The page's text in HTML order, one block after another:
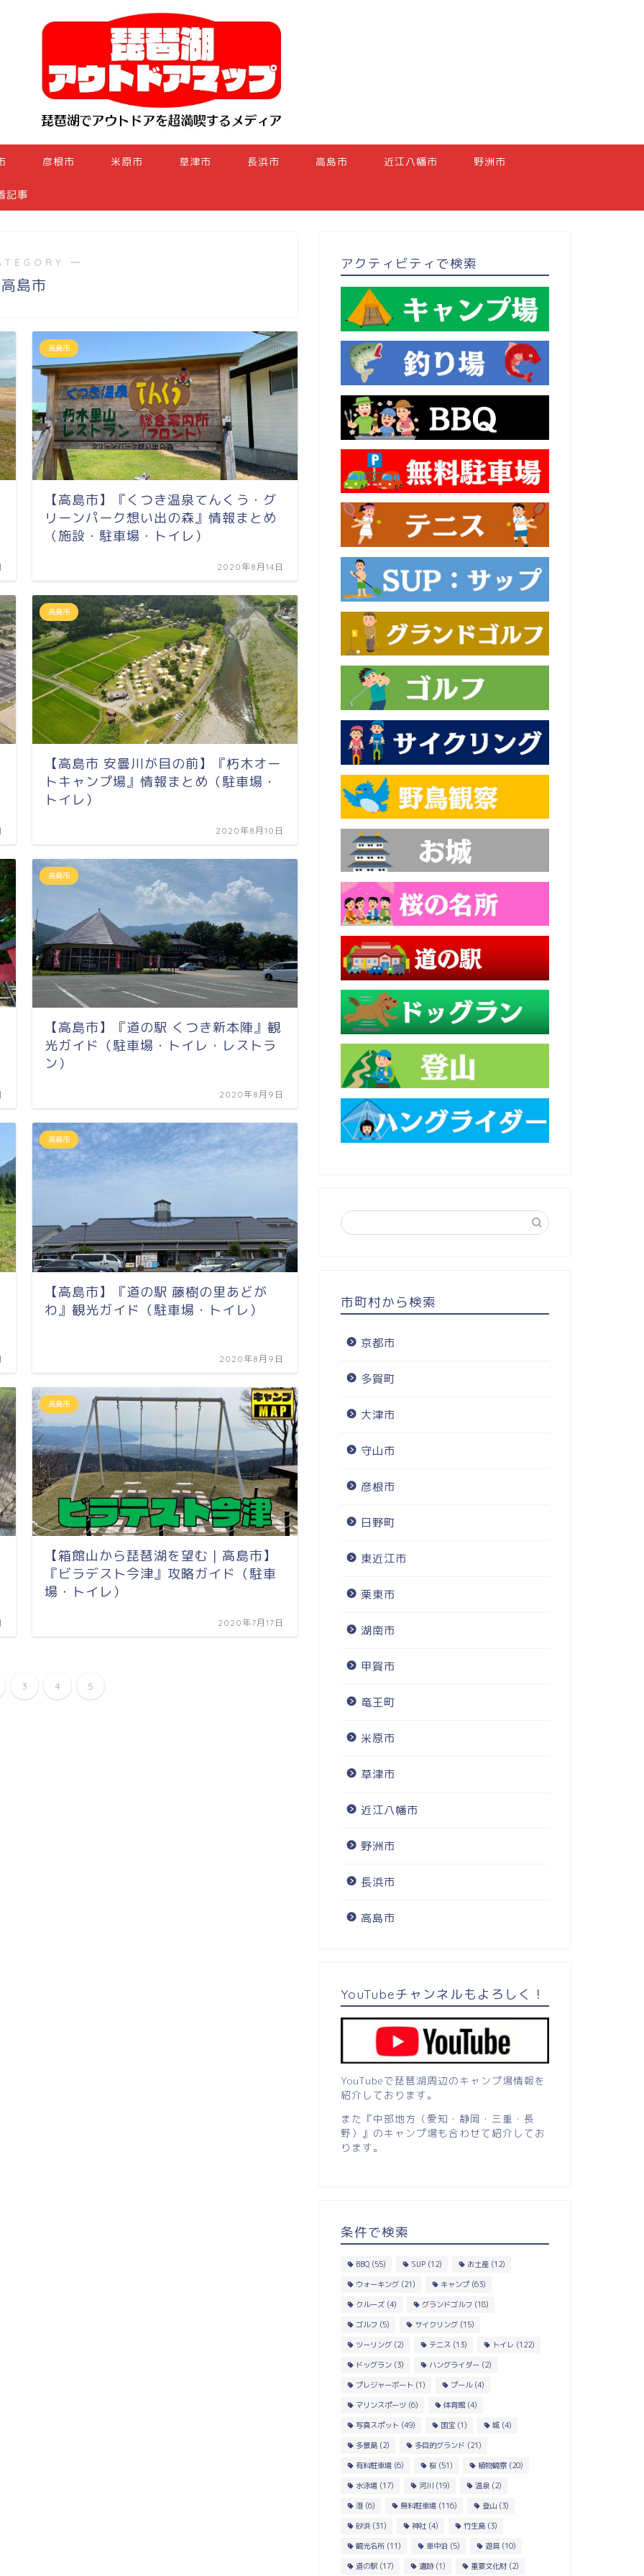
彦根市 米原市 草津市 長浜市 高島市 近江八幡市 野洲市
記事
―
高島市
高島市
【高島市】『くつき温泉てんくう・グ
リーンパーク想い出の森』情報まとめ
（施設・駐車場・トイレ）
2020年8月14日
高島市
【高島市 安曇川が目の前】『朽木オー
トキャンプ場』情報まとめ（駐車場・
トイレ）
2020年8月10日
高島市
【高島市】『道の駅 くつき新本陣』観
光ガイド（駐車場・トイレ・レストラ
ン）
2020年8月9日
高島市
【高島市】『道の駅 藤樹の里あどが
わ』観光ガイド（駐車場・トイレ）
2020年8月9日
高島市
【箱館山から琵琶湖を望む｜高島市】
『ビラデスト今津』攻略ガイド（駐車
場・トイレ）
2020年7月17日
3 4 5
アクティビティで検索
市町村から検索
京都市
多賀町
大津市
守山市
彦根市
日野町
東近江市
栗東市
湖南市
甲賀市
竜王町
米原市
草津市
近江八幡市
野洲市
長浜市
高島市
YouTubeチャンネルもよろしく！
YouTubeで琵琶湖周辺のキャンプ場情報を
紹介しております。
また『中部地方（愛知・静岡・三重・長
野）』のキャンプ場も合わせて紹介してお
ります。
条件で検索
BBQ(55) SUP(12) お土産(12)
ウォーキング(21) キャンプ(63)
クルーズ(4) グランドゴルフ (18)
ゴルフ (5) サイクリング(15)
ツーリング(2) テニス (13) トイレ(122)
ドッグラン(3) ハングライダー(2)
プレジャーボート(1) プール(4)
マリンスポーツ (6) 体育館(4)
写真スポット(49) 国宝(1) 城(4)
多景島(2) 多目的グランド (21)
有料駐車場(6) 桜(51) 植物観察(20)
水泳場(17) 河川(19) 温泉(2)
港(6) 無料駐車場(116) 登山(3)
砂浜(31) 神社(4) 竹生島(3)
観光名所(11) 車中泊 (5) 遊具(10)
道の駅(17) 遺跡(1) 重要文化財(2)